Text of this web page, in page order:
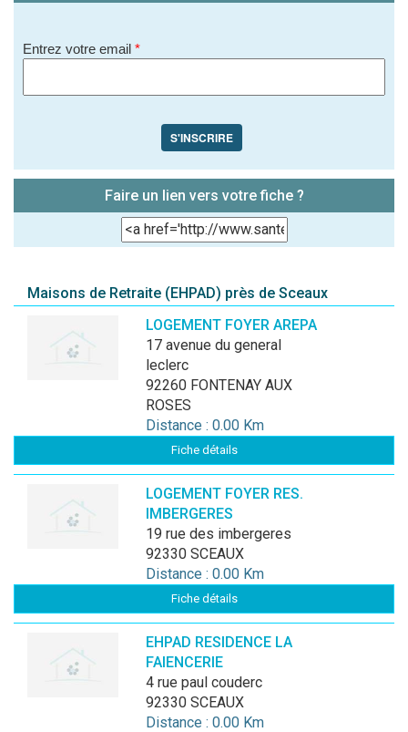
Entrez votre email *
S'INSCRIRE
Faire un lien vers votre fiche ?
Maisons de Retraite (EHPAD) près de Sceaux
LOGEMENT FOYER AREPA
17 avenue du general
leclerc
92260 FONTENAY AUX
ROSES
Distance : 0.00 Km
Fiche détails
LOGEMENT FOYER RES.
IMBERGERES
19 rue des imbergeres
92330 SCEAUX
Distance : 0.00 Km
Fiche détails
EHPAD RESIDENCE LA
FAIENCERIE
4 rue paul couderc
92330 SCEAUX
Distance : 0.00 Km